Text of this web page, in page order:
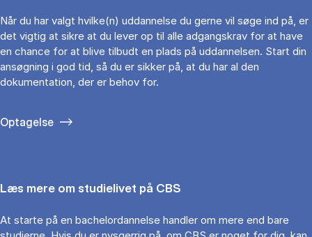
Når du har valgt hvilke(n) uddannelse du gerne vil søge ind på, er
det vigtig at sikre at du lever op til alle adgangskrav for at have
en chance for at blive tilbudt en plads på uddannelsen. Start din
ansøgning i god tid, så du er sikker på, at du har al den
dokumentation, der er behov for.
Optagelse
Læs mere om studielivet på CBS
At starte på en bachelordannelse handler om mere end bare